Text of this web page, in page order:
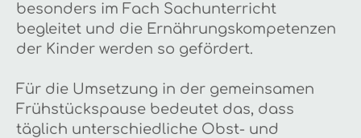
besonders im Fach Sachunterricht
begleitet und die Ernährungskompetenzen
der Kinder werden so gefördert.
Für die Umsetzung in der gemeinsamen
Frühstückspause bedeutet das, dass
täglich unterschiedliche Obst- und